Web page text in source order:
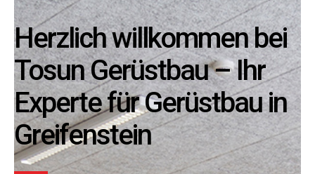
Herzlich willkommen bei
Tosun Gerüstbau – Ihr
Experte für Gerüstbau in
Greifenstein